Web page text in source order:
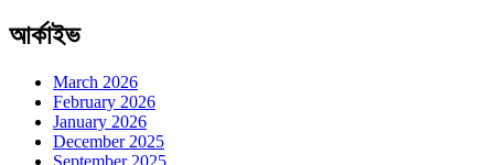
আর্কাইভ
March 2026
February 2026
January 2026
December 2025